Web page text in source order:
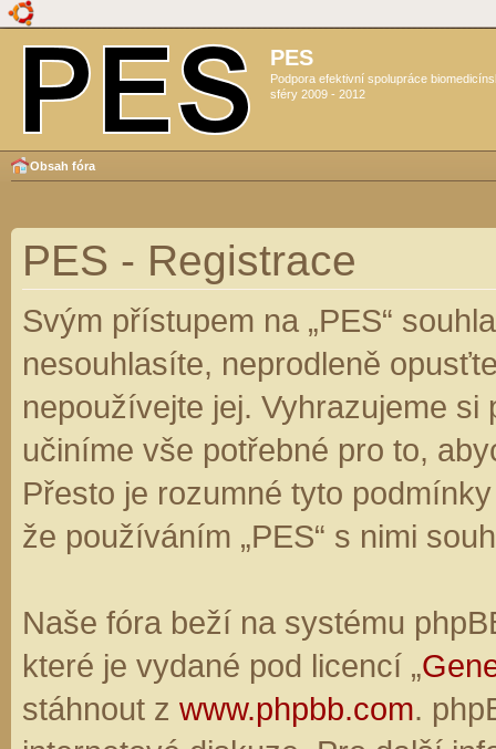
PES
Podpora efektivní spolupráce
sféry 2009 - 2012
Obsah fóra
PES - Registrace
Svým přístupem na „PES“
nesouhlasíte, neprodleně
nepoužívejte jej. Vyhrazujeme
učiníme vše potřebné pro to,
Přesto je rozumné tyto
že používáním „PES“ s nimi
Naše fóra beží na systému
které je vydané pod licencí „
stáhnout z www.phpbb.com.